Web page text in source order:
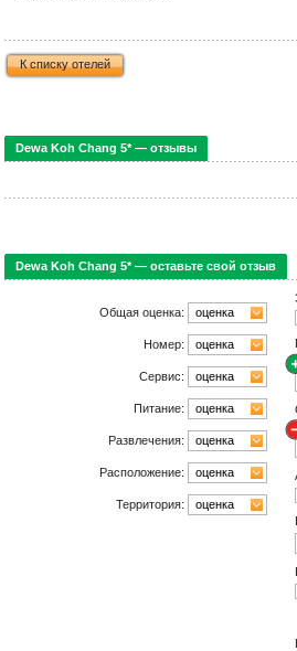
К списку отелей
Dewa Koh Chang 5* — отзывы
Dewa Koh Chang 5* — оставьте свой отзыв
Общая оценка: оценка
Номер: оценка
Сервис: оценка
Питание: оценка
Развлечения: оценка
Расположение: оценка
Территория: оценка